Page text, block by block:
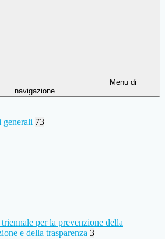
Menu di
navigazione
generali 73
per la prevenzione della
e della trasparenza 3